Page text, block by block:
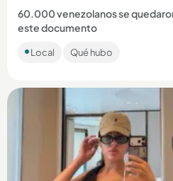
60.000 venezolanos se
este documento
Las autoridades hicieron un
venezolanos que residen en el
Local Qué hubo
Compartir